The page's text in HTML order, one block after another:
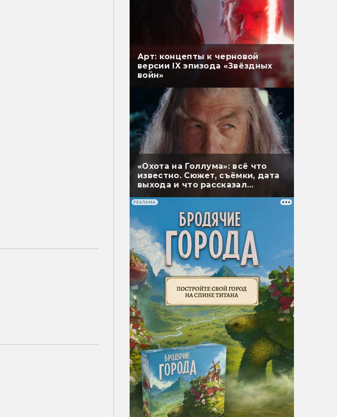
Арт: концепты к черновой
версии IX эпизода «Звёздных
войн»
«Охота на Голлума»: всё что
известно. Сюжет, съёмки, дата
выхода и что рассказал
РЕКЛАМА